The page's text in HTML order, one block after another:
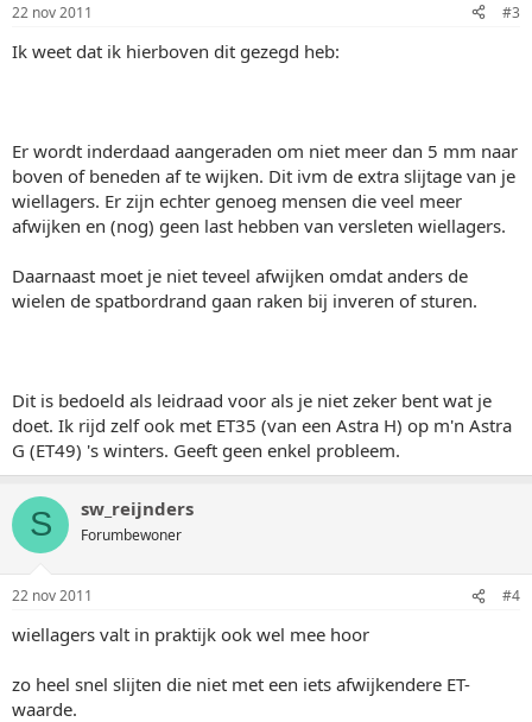
22 nov 2011 #3
Ik weet dat ik hierboven dit gezegd heb:
Er wordt inderdaad aangeraden om niet meer dan 5 mm naar
boven of beneden af te wijken. Dit ivm de extra slijtage van je
wiellagers. Er zijn echter genoeg mensen die veel meer
afwijken en (nog) geen last hebben van versleten wiellagers.
Daarnaast moet je niet teveel afwijken omdat anders de
wielen de spatbordrand gaan raken bij inveren of sturen.
Dit is bedoeld als leidraad voor als je niet zeker bent wat je
doet. Ik rijd zelf ook met ET35 (van een Astra H) op m'n Astra
G (ET49) 's winters. Geeft geen enkel probleem.
S sw_reijnders
Forumbewoner
22 nov 2011 #4
wiellagers valt in praktijk ook wel mee hoor
zo heel snel slijten die niet met een iets afwijkendere ET-
waarde.